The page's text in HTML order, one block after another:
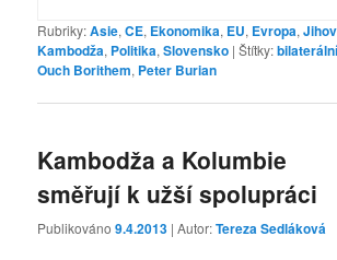
Rubriky:Asie,CE, Ekonomika, EU, Evropa,
Kambodža, Politika,Slovensko |Štítky:
Ouch Borithem, Peter Burian
Kambodža a Kolumbie
směřují k užší spolupráci
Publikováno9.4.2013 | Autor:Tereza Sedláková